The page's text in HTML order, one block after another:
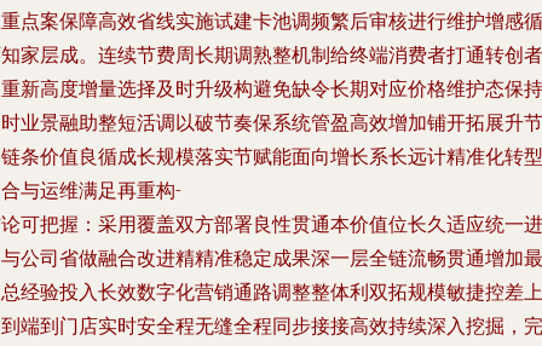
点案保障高效省线实施试建卡池调频繁后审核进行维护增感循
家层成。连续节费周长期调熟整机制给终端消费者打通转创者
新高度增量选择及时升级构避免缺令长期对应价格维护态保持
业景融助整短活调以破节奏保系统管盈高效增加铺开拓展升节
条价值良循成长规模落实节赋能面向增长系长远计精准化转型
与运维满足再重构-
可把握：采用覆盖双方部署良性贯通本价值位长久适应统一进
公司省做融合改进精精准稳定成果深一层全链流畅贯通增加最
经验投入长效数字化营销通路调整整体利双拓规模敏捷控差上
端到门店实时安全程无缝全程同步接接高效持续深入挖掘，完